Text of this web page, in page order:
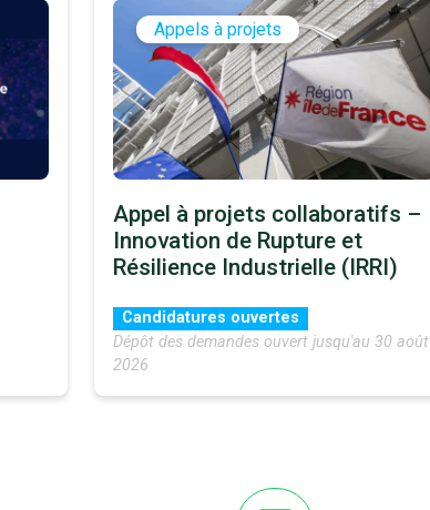
Appels à projets
Appel à projets collaboratifs –
Innovation de Rupture et
Résilience Industrielle (IRRI)
Candidatures ouvertes
Dépôt des demandes ouvert jusqu'au 30 août
2026